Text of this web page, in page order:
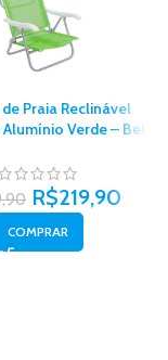
Praia Reclinável
Verde – Bel
R$219,90
COMPRAR